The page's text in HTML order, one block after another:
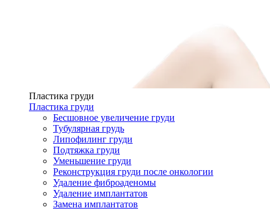
Пластика груди
Пластика груди
Бесшовное увеличение груди
Тубулярная грудь
Липофилинг груди
Подтяжка груди
Уменьшение груди
Реконструкция груди после онкологии
Удаление фиброаденомы
Удаление имплантатов
Замена имплантатов